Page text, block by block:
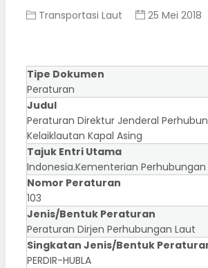
Transportasi Laut 25 Mei 2018
Tipe Dokumen
Peraturan
Judul
Peraturan Direktur Jenderal
Kelaiklautan Kapal Asing
Tajuk Entri Utama
Indonesia.Kementerian Perhubungan
Nomor Peraturan
103
Jenis/Bentuk Peraturan
Peraturan Dirjen Perhubungan Laut
Singkatan Jenis/Bentuk
PERDIR-HUBLA